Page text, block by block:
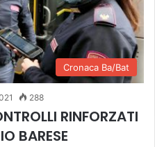
Cronaca Ba/Bat
288
RINFORZATI
BARESE